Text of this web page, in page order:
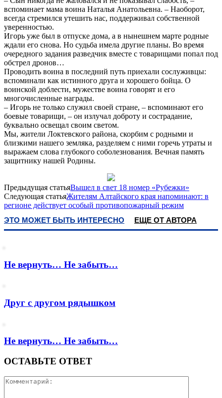
вспоминает мама воина Наталья Анатольевна. – Наоборот,
всегда стремился утешить нас, поддерживал собственной
уверенностью.
Игорь уже был в отпуске дома, а в нынешнем марте родные
ждали его снова. Но судьба имела другие планы. Во время
очередного задания разведчик вместе с товарищами попал под
обстрел дронов…
Проводить воина в последний путь приехали сослуживцы:
вспоминали как истинного друга и хорошего бойца. О
воинской доблести, мужестве воина говорят и его
многочисленные награды.
– Игорь не только служил своей стране, – вспоминают его
боевые товарищи, – он излучал доброту и сострадание,
буквально освещал своим светом.
Мы, жители Локтевского района, скорбим с родными и
близкими нашего земляка, разделяем с ними горечь утраты и
выражаем слова глубокого соболезнования. Вечная память
защитнику нашей Родины.
Предыдущая статьяВышел в свет 18 номер «Рубежки»
Следующая статьяЖителям Алтайского края напоминают: в
регионе действует особый противопожарный режим
ЭТО МОЖЕТ БЫТЬ ИНТЕРЕСНО ЕЩЕ ОТ АВТОРА
Не вернуть… Не забыть…
Друг с другом рядышком
Не вернуть… Не забыть…
ОСТАВЬТЕ ОТВЕТ